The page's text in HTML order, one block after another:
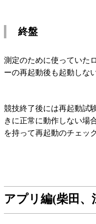
終盤
測定のために使っていた
ーの再起動後も起動しな
競技終了後には再起動試
きに正常に動作しない場
を持って再起動のチェッ
アプリ編(柴田、